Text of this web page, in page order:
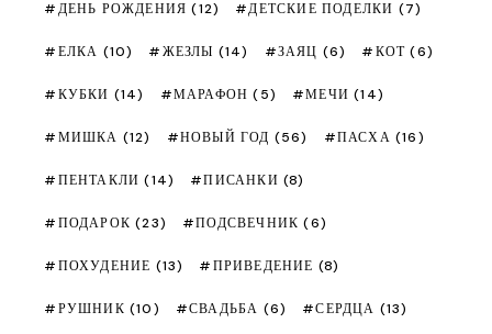
ДЕНЬ РОЖДЕНИЯ (12) ДЕТСКИЕ ПОДЕЛКИ (7)
ЕЛКА (10) ЖЕЗЛЫ (14) ЗАЯЦ (6) КОТ (6)
КУБКИ (14) МАРАФОН (5) МЕЧИ (14)
МИШКА (12) НОВЫЙ ГОД (56) ПАСХА (16)
ПЕНТАКЛИ (14) ПИСАНКИ (8)
ПОДАРОК (23) ПОДСВЕЧНИК (6)
ПОХУДЕНИЕ (13) ПРИВЕДЕНИЕ (8)
РУШНИК (10) СВАДЬБА (6) СЕРДЦА (13)